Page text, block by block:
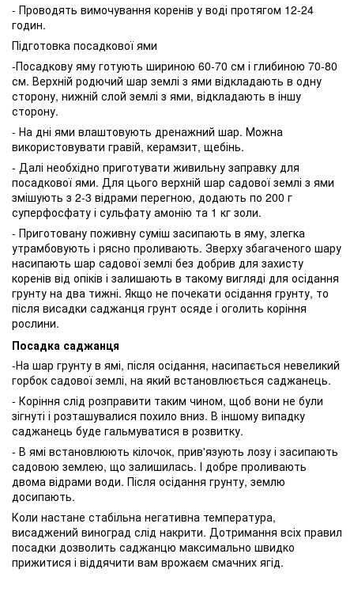
- Проводять вимочування коренів у воді протягом 12-24
годин.
Підготовка посадкової ями
-Посадкову яму готують шириною 60-70 см і глибиною 70-80
см. Верхній родючий шар землі з ями відкладають в одну
сторону, нижній слой землі з ями, відкладають в іншу
сторону.
- На дні ями влаштовують дренажний шар. Можна
використовувати гравій, керамзит, щебінь.
- Далі необхідно приготувати живильну заправку для
посадкової ями. Для цього верхній шар садової землі з ями
змішують з 2-3 відрами перегною, додають по 200 г
суперфосфату і сульфату амонію та 1 кг золи.
- Приготовану поживну суміш засипають в яму, злегка
утрамбовують і рясно проливають. Зверху збагаченого шару
насипають шар садової землі без добрив для захисту
коренів від опіків і залишають в такому вигляді для осідання
грунту на два тижні. Якщо не почекати осідання грунту, то
після висадки саджанця грунт осяде і оголить коріння
рослини.
Посадка саджанця
-На шар грунту в ямі, після осідання, насипається невеликий
горбок садової землі, на який встановлюється саджанець.
- Коріння слід розправити таким чином, щоб вони не були
зігнуті і розташувалися похило вниз. В іншому випадку
саджанець буде гальмуватися в розвитку.
- В ямі встановлюють кілочок, прив'язують лозу і засипають
садовою землею, що залишилась. І добре проливають
двома відрами води. Після осідання грунту, землю
досипають.
Коли настане стабільна негативна температура,
висаджений виноград слід накрити. Дотримання всіх правил
посадки дозволить саджанцю максимально швидко
прижитися і віддячити вам врожаєм смачних ягід.